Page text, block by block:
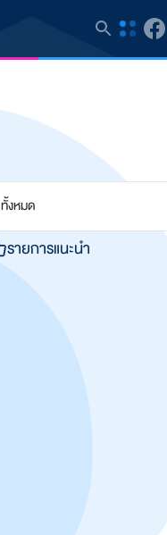
ทั้งหมด
รายการแนะนำ